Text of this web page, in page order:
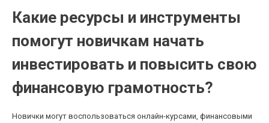
Какие ресурсы и инструменты
помогут новичкам начать
инвестировать и повысить свою
финансовую грамотность?
Новички могут воспользоваться онлайн-курсами, финансовыми